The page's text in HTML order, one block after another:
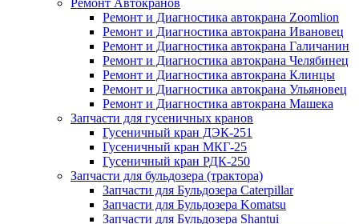
Ремонт Автокранов
Ремонт и Диагностика автокрана Zoomlion
Ремонт и Диагностика автокрана Ивановец
Ремонт и Диагностика автокрана Галичанин
Ремонт и Диагностика автокрана Челябинец
Ремонт и Диагностика автокрана Клинцы
Ремонт и Диагностика автокрана Ульяновец
Ремонт и Диагностика автокрана Машека
Запчасти для гусеничных кранов
Гусеничный кран ДЭК-251
Гусеничный кран МКГ-25
Гусеничный кран РДК-250
Запчасти для бульдозера (трактора)
Запчасти для Бульдозера Caterpillar
Запчасти для Бульдозера Komatsu
Запчасти для Бульдозера Shantui